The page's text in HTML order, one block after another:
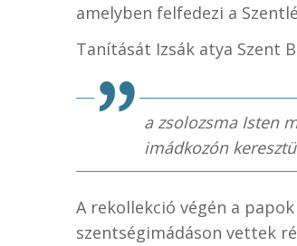
amelyben felfedezi a
Tanítását Izsák atya Szent
a zsolozsma Isten
imádkozón
A rekollekció végén a
szentségimádáson vettek